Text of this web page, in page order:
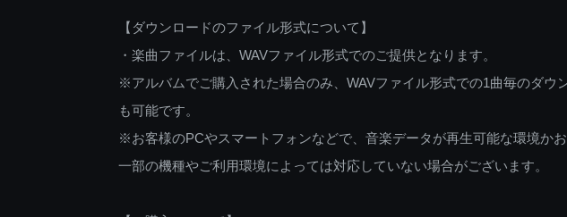
【ダウンロードのファイル形式について】
・楽曲ファイルは、WAVファイル形式でのご提供となります。
※アルバムでご購入された場合のみ、WAVファイル形式での1曲毎のダウ
も可能です。
※お客様のPCやスマートフォンなどで、音楽データが再生可能な環境か
一部の機種やご利用環境によっては対応していない場合がございます。